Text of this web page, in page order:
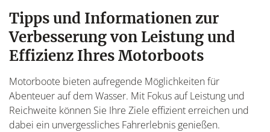
Tipps und Informationen zur
Verbesserung von Leistung und
Effizienz Ihres Motorboots
Motorboote bieten aufregende Möglichkeiten für
Abenteuer auf dem Wasser. Mit Fokus auf Leistung und
Reichweite können Sie Ihre Ziele effizient erreichen und
dabei ein unvergessliches Fahrerlebnis genießen.